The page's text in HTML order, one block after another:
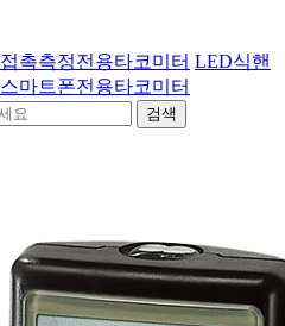
접촉측정전용타코미터 LED식핸
스마트폰전용타코미터